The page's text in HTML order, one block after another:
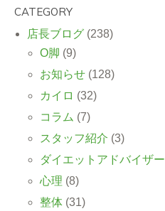
CATEGORY
店長ブログ (238)
O脚 (9)
お知らせ (128)
カイロ (32)
コラム (7)
スタッフ紹介 (3)
ダイエットアドバイザー
心理 (8)
整体 (31)